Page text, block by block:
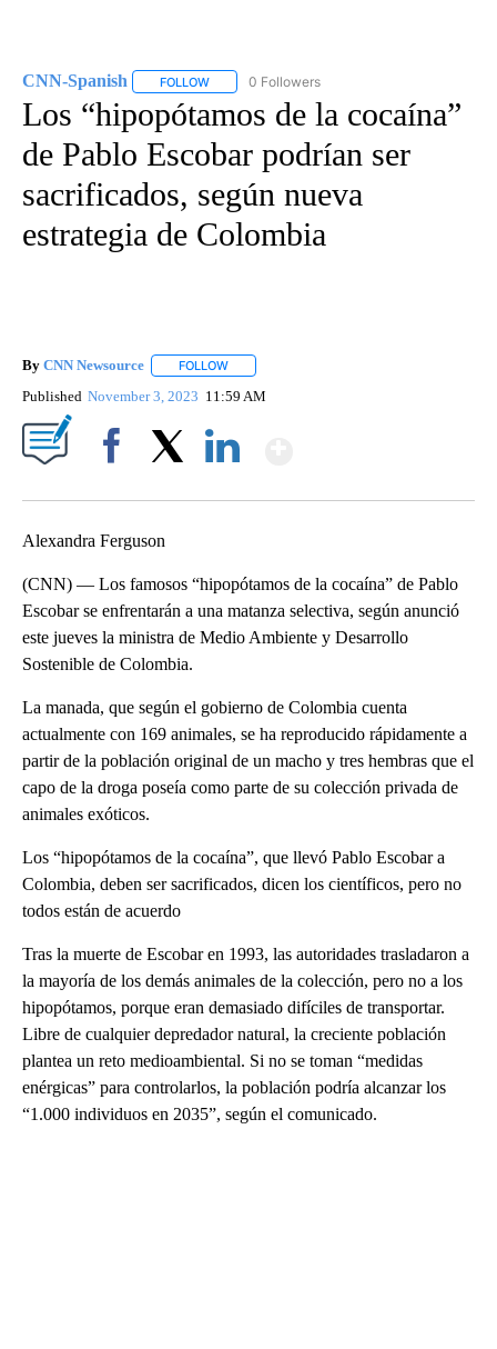
CNN-Spanish FOLLOW FOLLOW "CNN-SPANISH" TO RECEIVE
0 Followers
Los “hipopótamos de la cocaína”
de Pablo Escobar podrían ser
sacrificados, según nueva
estrategia de Colombia
By CNN Newsource FOLLOW
Published November 3, 2023 11:59 AM
Alexandra Ferguson
(CNN) — Los famosos “hipopótamos de la cocaína” de Pablo
Escobar se enfrentarán a una matanza selectiva, según anunció
este jueves la ministra de Medio Ambiente y Desarrollo
Sostenible de Colombia.
La manada, que según el gobierno de Colombia cuenta
actualmente con 169 animales, se ha reproducido rápidamente a
partir de la población original de un macho y tres hembras que el
capo de la droga poseía como parte de su colección privada de
animales exóticos.
Los “hipopótamos de la cocaína”, que llevó Pablo Escobar a
Colombia, deben ser sacrificados, dicen los científicos, pero no
todos están de acuerdo
Tras la muerte de Escobar en 1993, las autoridades trasladaron a
la mayoría de los demás animales de la colección, pero no a los
hipopótamos, porque eran demasiado difíciles de transportar.
Libre de cualquier depredador natural, la creciente población
plantea un reto medioambiental. Si no se toman “medidas
enérgicas” para controlarlos, la población podría alcanzar los
“1.000 individuos en 2035”, según el comunicado.